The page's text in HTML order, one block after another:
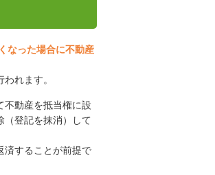
なった場合に不動産
れます。
不動産を抵当権に設
（登記を抹消）して
済することが前提で